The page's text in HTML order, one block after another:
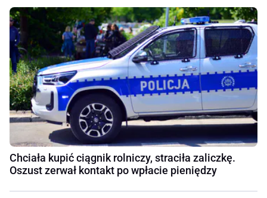
Chciała kupić ciągnik rolniczy, straciła zaliczkę.
Oszust zerwał kontakt po wpłacie pieniędzy